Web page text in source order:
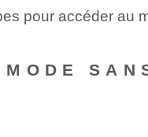
pour accéder au